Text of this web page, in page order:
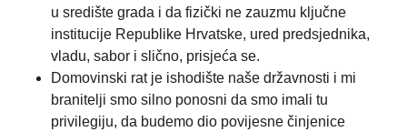
u središte grada i da fizički ne zauzmu ključne
institucije Republike Hrvatske, ured predsjednika,
vladu, sabor i slično, prisjeća se.
Domovinski rat je ishodište naše državnosti i mi
branitelji smo silno ponosni da smo imali tu
privilegiju, da budemo dio povijesne činjenice